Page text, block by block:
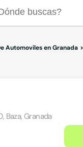
Automoviles en Granada
Baza, Granada